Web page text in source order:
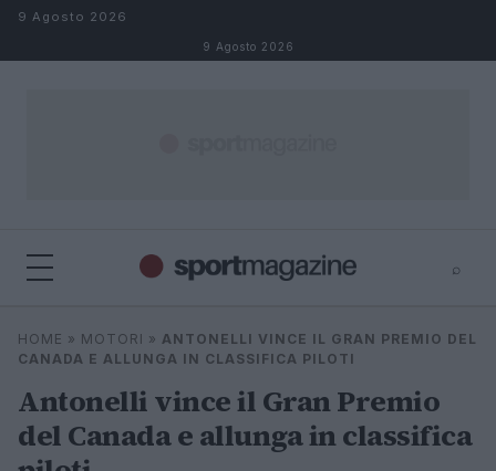
Salta al contenuto
9 Agosto 2026
9 Agosto 2026
⌕
Cerca
⌕ ×
HOME » MOTORI » ANTONELLI VINCE IL GRAN PREMIO DEL
CANADA E ALLUNGA IN CLASSIFICA PILOTI
Antonelli vince il Gran Premio
del Canada e allunga in classifica